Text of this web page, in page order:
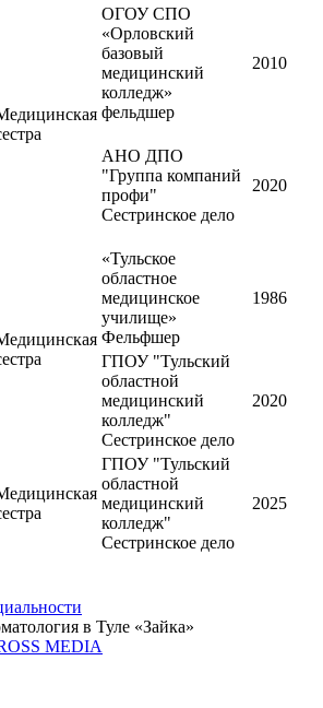
ОГОУ СПО
«Орловский
базовый
медицинский
колледж»
фельдшер
2010
АНО ДПО
"Группа компаний
профи"
Сестринское дело
2020
«Тульское
областное
медицинское
училище»
Фельфшер
1986
ГПОУ "Тульский
областной
медицинский
колледж"
Сестринское дело
2020
ГПОУ "Тульский
областной
медицинский
колледж"
Сестринское дело
2025
в Туле «Зайка»
MEDIA